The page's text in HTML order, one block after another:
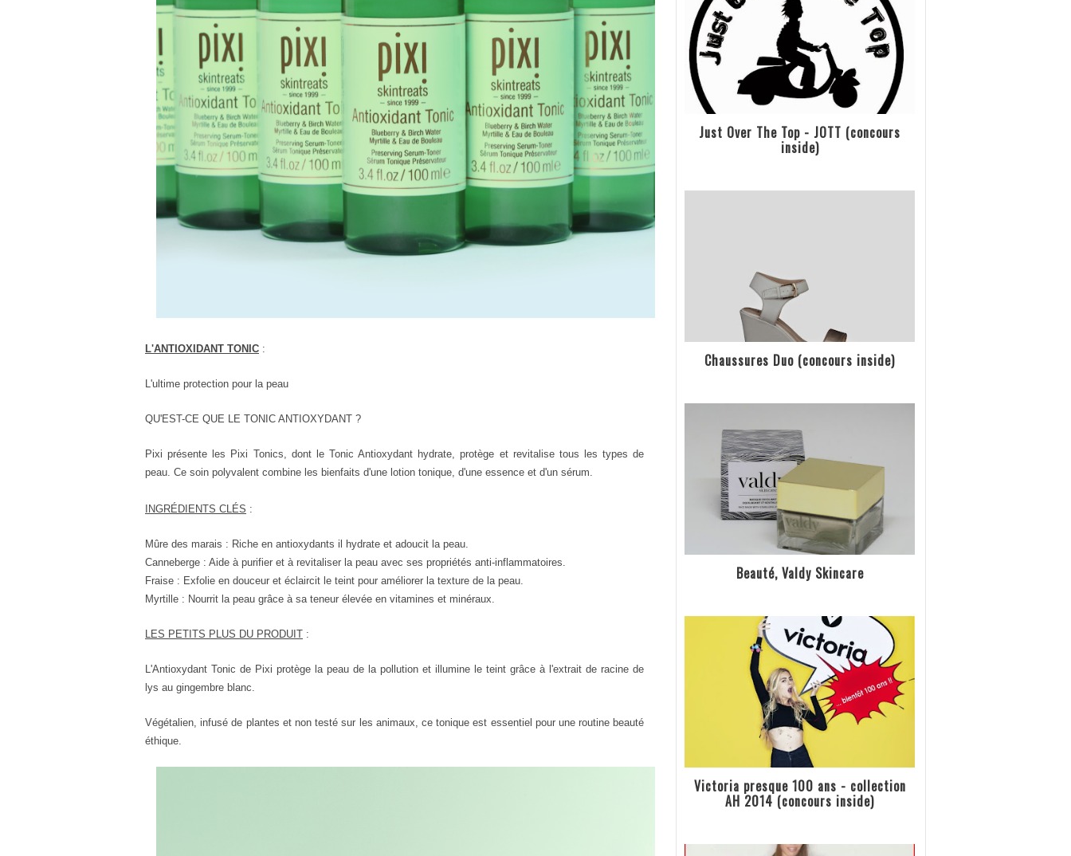
L'ANTIOXIDANT TONIC :
L'ultime protection pour la peau
QU'EST-CE QUE LE TONIC ANTIOXYDANT ?
Pixi présente les Pixi Tonics, dont le Tonic Antioxydant hydrate, protège et revitalise tous les types de
peau. Ce soin polyvalent combine les bienfaits d'une lotion tonique, d'une essence et d'un sérum.
INGRÉDIENTS CLÉS :
Mûre des marais : Riche en antioxydants il hydrate et adoucit la peau.
Canneberge : Aide à purifier et à revitaliser la peau avec ses propriétés anti-inflammatoires.
Fraise : Exfolie en douceur et éclaircit le teint pour améliorer la texture de la peau.
Myrtille : Nourrit la peau grâce à sa teneur élevée en vitamines et minéraux.
LES PETITS PLUS DU PRODUIT :
L'Antioxydant Tonic de Pixi protège la peau de la pollution et illumine le teint grâce à l'extrait de racine de
lys au gingembre blanc.
Végétalien, infusé de plantes et non testé sur les animaux, ce tonique est essentiel pour une routine beauté
éthique.
Just Over The Top - JOTT (concours
inside)
Chaussures Duo (concours inside)
Beauté, Valdy Skincare
Victoria presque 100 ans - collection
AH 2014 (concours inside)